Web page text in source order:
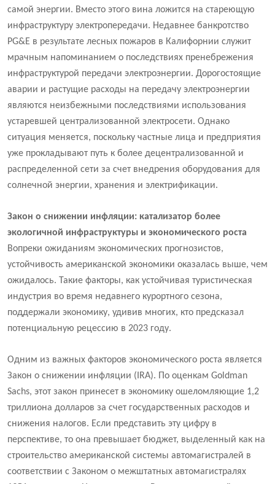
самой энергии. Вместо этого вина ложится на стареющую
инфраструктуру электропередачи. Недавнее банкротство
PG&E в результате лесных пожаров в Калифорнии служит
мрачным напоминанием о последствиях пренебрежения
инфраструктурой передачи электроэнергии. Дорогостоящие
аварии и растущие расходы на передачу электроэнергии
являются неизбежными последствиями использования
устаревшей централизованной электросети. Однако
ситуация меняется, поскольку частные лица и предприятия
уже прокладывают путь к более децентрализованной и
распределенной сети за счет внедрения оборудования для
солнечной энергии, хранения и электрификации.
Закон о снижении инфляции: катализатор более
экологичной инфраструктуры и экономического роста
Вопреки ожиданиям экономических прогнозистов,
устойчивость американской экономики оказалась выше, чем
ожидалось. Такие факторы, как устойчивая туристическая
индустрия во время недавнего курортного сезона,
поддержали экономику, удивив многих, кто предсказал
потенциальную рецессию в 2023 году.
Одним из важных факторов экономического роста является
Закон о снижении инфляции (IRA). По оценкам Goldman
Sachs, этот закон принесет в экономику ошеломляющие 1,2
триллиона долларов за счет государственных расходов и
снижения налогов. Если представить эту цифру в
перспективе, то она превышает бюджет, выделенный как на
строительство американской системы автомагистралей в
соответствии с Законом о межштатных автомагистралях